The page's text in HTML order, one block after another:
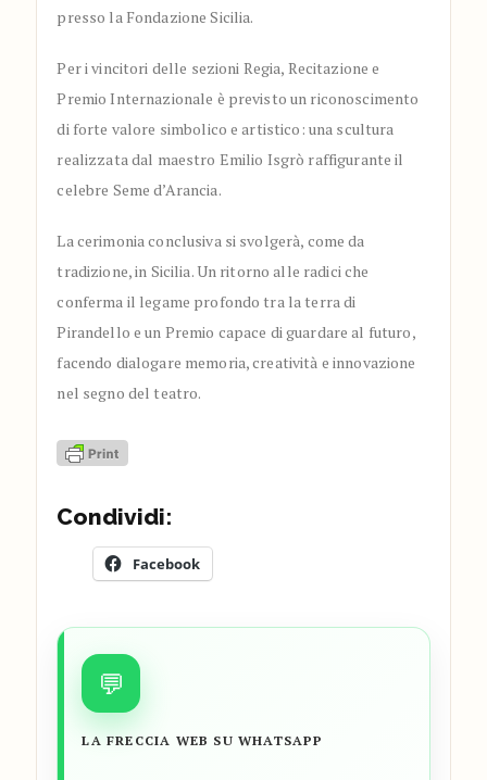
presso la Fondazione Sicilia.
Per i vincitori delle sezioni Regia, Recitazione e
Premio Internazionale è previsto un riconoscimento
di forte valore simbolico e artistico: una scultura
realizzata dal maestro Emilio Isgrò raffigurante il
celebre Seme d’Arancia.
La cerimonia conclusiva si svolgerà, come da
tradizione, in Sicilia. Un ritorno alle radici che
conferma il legame profondo tra la terra di
Pirandello e un Premio capace di guardare al futuro,
facendo dialogare memoria, creatività e innovazione
nel segno del teatro.
Condividi:
Facebook
💬
LA FRECCIA WEB SU WHATSAPP